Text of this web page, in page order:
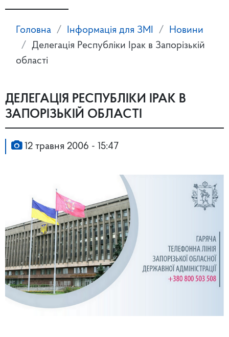
Головна Інформація для ЗМІ
Новини
Делегація Республіки Ірак в Запорізькій
області
ДЕЛЕГАЦІЯ РЕСПУБЛІКИ ІРАК В
ЗАПОРІЗЬКІЙ ОБЛАСТІ
12 травня 2006 - 15:47